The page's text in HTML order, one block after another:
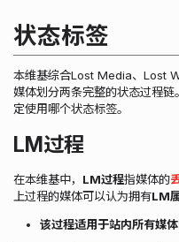
状态标签
本维基综合Lost Media、Lost
媒体划分两条完整的状态过程
定使用哪个状态标签。
LM过程
在本维基中， LM过程指媒体的
上过程的媒体可以认为拥有LM
该过程适用于站内所有媒